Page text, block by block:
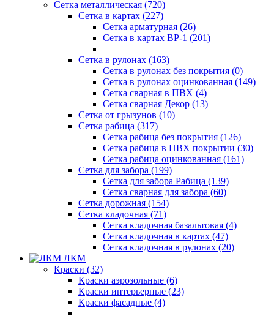
Сетка металлическая (720)
Сетка в картах (227)
Сетка арматурная (26)
Сетка в картах ВР-1 (201)
Сетка в рулонах (163)
Сетка в рулонах без покрытия (0)
Сетка в рулонах оцинкованная (149)
Сетка сварная в ПВХ (4)
Сетка сварная Декор (13)
Сетка от грызунов (10)
Сетка рабица (317)
Сетка рабица без покрытия (126)
Сетка рабица в ПВХ покрытии (30)
Сетка рабица оцинкованная (161)
Сетка для забора (199)
Сетка для забора Рабица (139)
Сетка сварная для забора (60)
Сетка дорожная (154)
Сетка кладочная (71)
Сетка кладочная базальтовая (4)
Сетка кладочная в картах (47)
Сетка кладочная в рулонах (20)
ЛКМ
Краски (32)
Краски аэрозольные (6)
Краски интерьерные (23)
Краски фасадные (4)